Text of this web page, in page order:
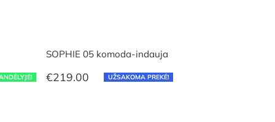
UŽSAKOMA PREKĖ!
SOPHIE 05 komoda-indauja
€219.00